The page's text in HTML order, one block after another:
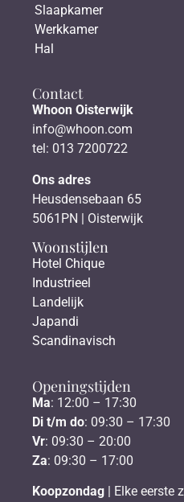
Slaapkamer
Werkkamer
Hal
Contact
Whoon Oisterwijk
info@whoon.com
tel: 013 7200722
Ons adres
Heusdensebaan 65
5061PN | Oisterwijk
Woonstijlen
Hotel Chique
Industrieel
Landelijk
Japandi
Scandinavisch
Openingstijden
Ma: 12:00 – 17:30
Di t/m do: 09:30 – 17:30
Vr: 09:30 – 20:00
Za: 09:30 – 17:00
Koopzondag | Elke eerste